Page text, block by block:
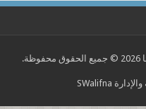
والإدارة SWalifna